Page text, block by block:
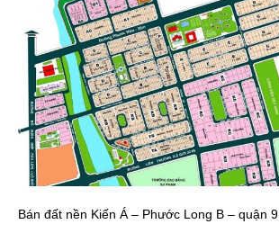
Bán đất nền Kiến Á – Phước Long B – quận 9.